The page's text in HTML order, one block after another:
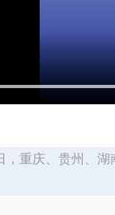
，重庆、贵州、